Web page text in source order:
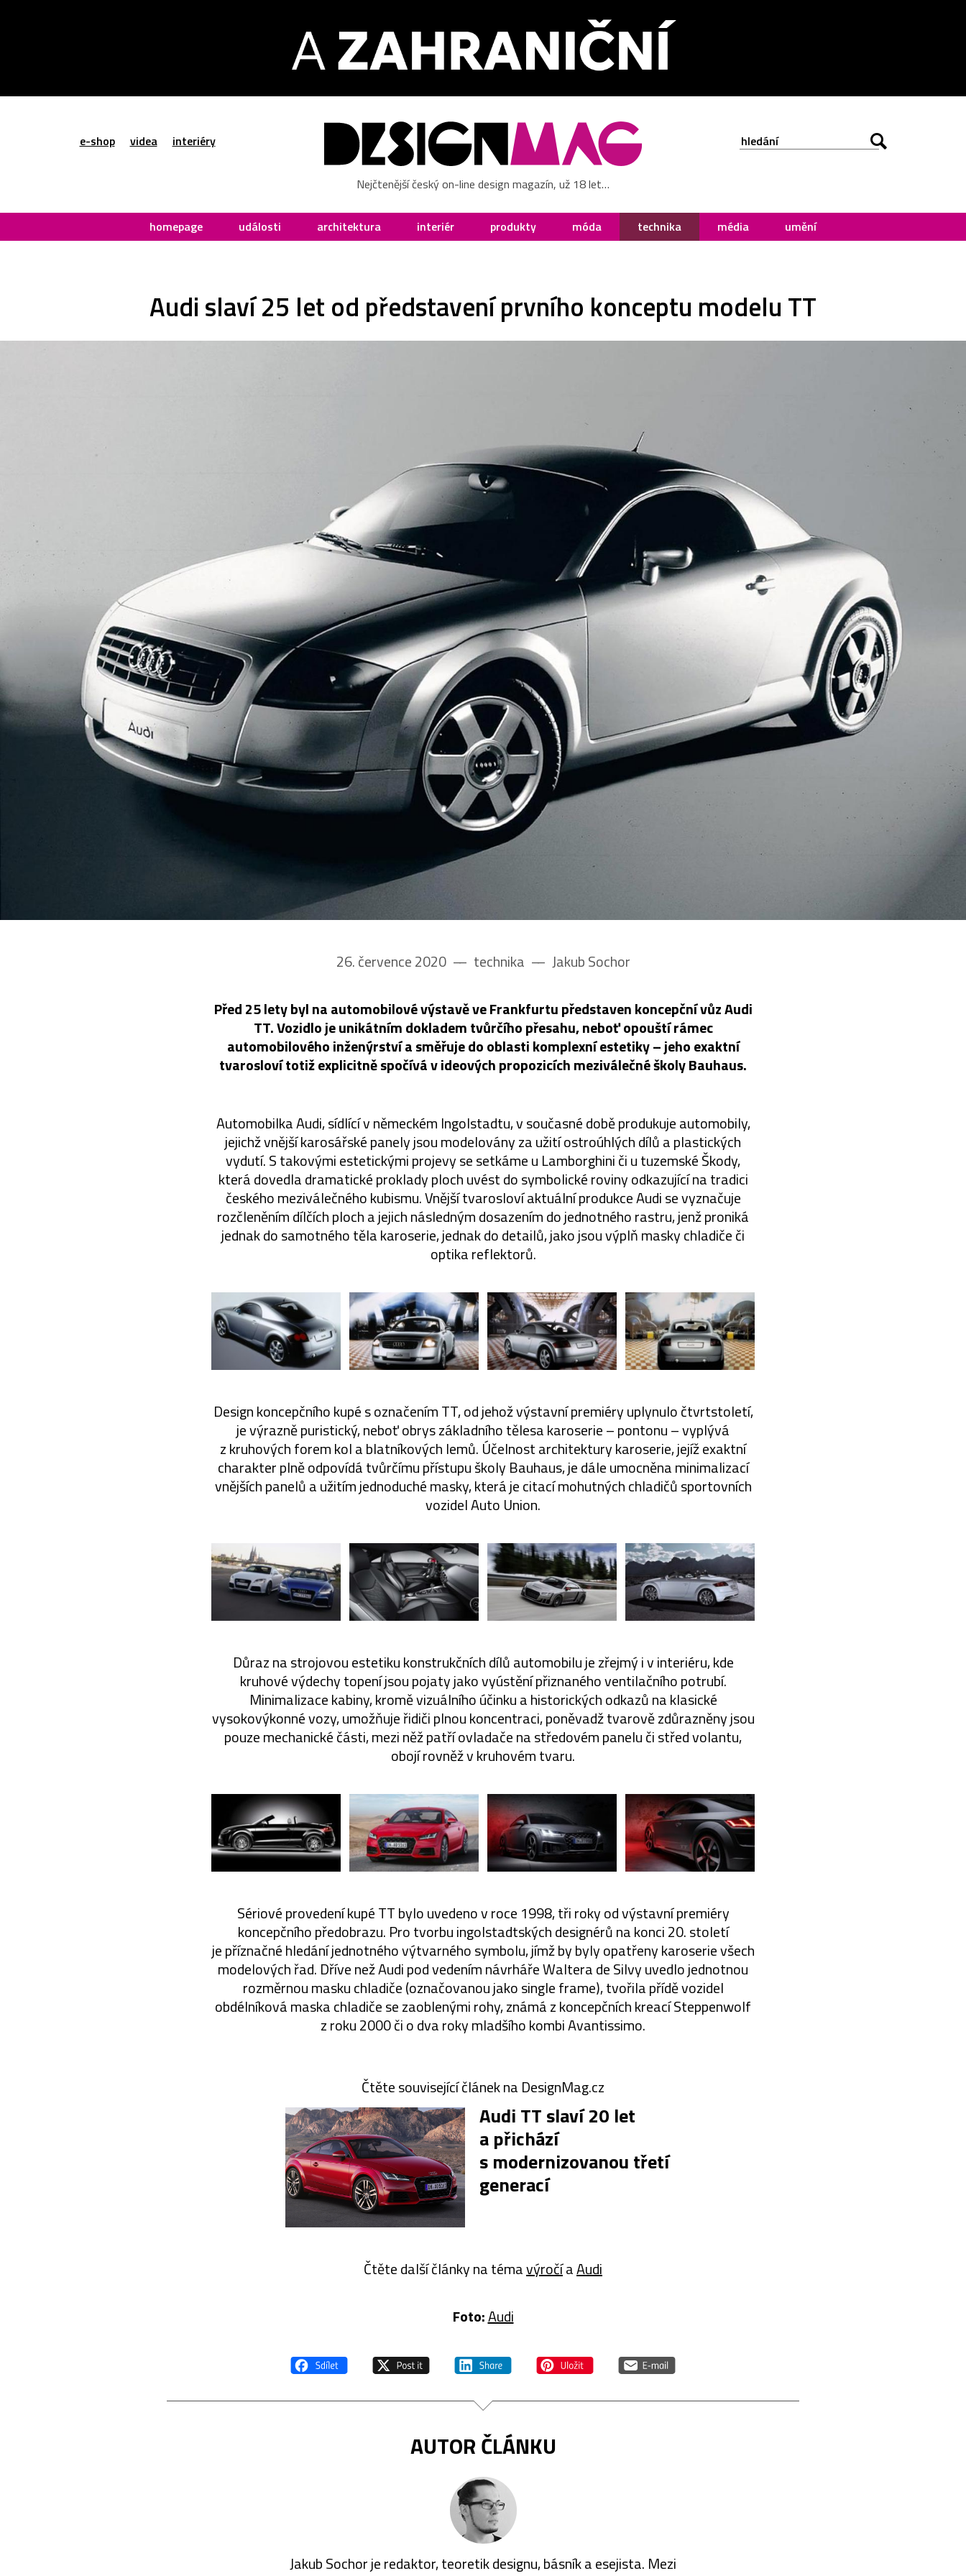
e-shop videa interiéry
Nejčtenější český on-line design magazín, už 18 let…
homepage události architektura interiér produkty móda technika média umění
Audi slaví 25 let od představení prvního konceptu modelu TT
26. července 2020 –– technika –– Jakub Sochor
Před 25 lety byl na automobilové výstavě ve Frankfurtu představen koncepční vůz Audi
TT. Vozidlo je unikátním dokladem tvůrčího přesahu, neboť opouští rámec
automobilového inženýrství a směřuje do oblasti komplexní estetiky – jeho exaktní
tvarosloví totiž explicitně spočívá v ideových propozicích meziválečné školy Bauhaus.
Automobilka Audi, sídlící v německém Ingolstadtu, v současné době produkuje automobily,
jejichž vnější karosářské panely jsou modelovány za užití ostroúhlých dílů a plastických
vydutí. S takovými estetickými projevy se setkáme u Lamborghini či u tuzemské Škody,
která dovedla dramatické proklady ploch uvést do symbolické roviny odkazující na tradici
českého meziválečného kubismu. Vnější tvarosloví aktuální produkce Audi se vyznačuje
rozčleněním dílčích ploch a jejich následným dosazením do jednotného rastru, jenž proniká
jednak do samotného těla karoserie, jednak do detailů, jako jsou výplň masky chladiče či
optika reflektorů.
Design koncepčního kupé s označením TT, od jehož výstavní premiéry uplynulo čtvrtstoletí,
je výrazně puristický, neboť obrys základního tělesa karoserie – pontonu – vyplývá
z kruhových forem kol a blatníkových lemů. Účelnost architektury karoserie, jejíž exaktní
charakter plně odpovídá tvůrčímu přístupu školy Bauhaus, je dále umocněna minimalizací
vnějších panelů a užitím jednoduché masky, která je citací mohutných chladičů sportovních
vozidel Auto Union.
Důraz na strojovou estetiku konstrukčních dílů automobilu je zřejmý i v interiéru, kde
kruhové výdechy topení jsou pojaty jako vyústění přiznaného ventilačního potrubí.
Minimalizace kabiny, kromě vizuálního účinku a historických odkazů na klasické
vysokovýkonné vozy, umožňuje řidiči plnou koncentraci, poněvadž tvarově zdůrazněny jsou
pouze mechanické části, mezi něž patří ovladače na středovém panelu či střed volantu,
obojí rovněž v kruhovém tvaru.
Sériové provedení kupé TT bylo uvedeno v roce 1998, tři roky od výstavní premiéry
koncepčního předobrazu. Pro tvorbu ingolstadtských designérů na konci 20. století
je příznačné hledání jednotného výtvarného symbolu, jímž by byly opatřeny karoserie všech
modelových řad. Dříve než Audi pod vedením návrháře Waltera de Silvy uvedlo jednotnou
rozměrnou masku chladiče (označovanou jako single frame), tvořila přídě vozidel
obdélníková maska chladiče se zaoblenými rohy, známá z koncepčních kreací Steppenwolf
z roku 2000 či o dva roky mladšího kombi Avantissimo.
Čtěte související článek na DesignMag.cz
Audi TT slaví 20 let
a přichází
s modernizovanou třetí
generací
Čtěte další články na témavýročíaAudi
Foto:Audi
AUTOR ČLÁNKU
Jakub Sochor je redaktor, teoretik designu, básník a esejista. Mezi